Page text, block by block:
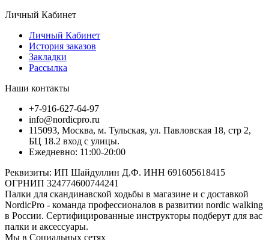
Личный Кабинет
Личный Кабинет
История заказов
Закладки
Рассылка
Наши контакты
+7-916-627-64-97
info@nordicpro.ru
115093, Москва, м. Тульская, ул. Павловская 18, стр 2,
БЦ 18.2 вход с улицы.
Ежедневно: 11:00-20:00
Реквизиты: ИП Шайдуллин Д.Ф. ИНН 691605618415
ОГРНИП 324774600744241
Палки для скандинавской ходьбы в магазине и с доставкой
NordicPro - команда профессионалов в развитии nordic walking
в России. Сертифицированные инструкторы подберут для вас
палки и аксессуары.
Мы в Социальных сетях